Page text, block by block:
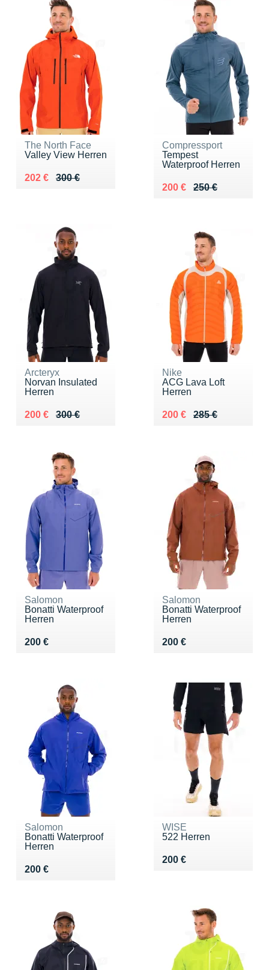
The North Face
Valley View Herren
300 €
Au lieu de 300 €
202 €
Vendu 202 €
Compressport
Tempest
Waterproof Herren
250 €
Au lieu de 250 €
200 €
Vendu 200 €
Arcteryx
Norvan Insulated
Herren
300 €
Au lieu de 300 €
200 €
Vendu 200 €
Nike
ACG Lava Loft
Herren
285 €
Au lieu de 285 €
200 €
Vendu 200 €
Salomon
Bonatti Waterproof
Herren
200 €
Vendu 200 €
Salomon
Bonatti Waterproof
Herren
200 €
Vendu 200 €
Salomon
Bonatti Waterproof
Herren
200 €
Vendu 200 €
WISE
522 Herren
200 €
Vendu 200 €